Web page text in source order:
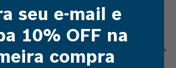
seu e-mail e
10% OFF na
compra